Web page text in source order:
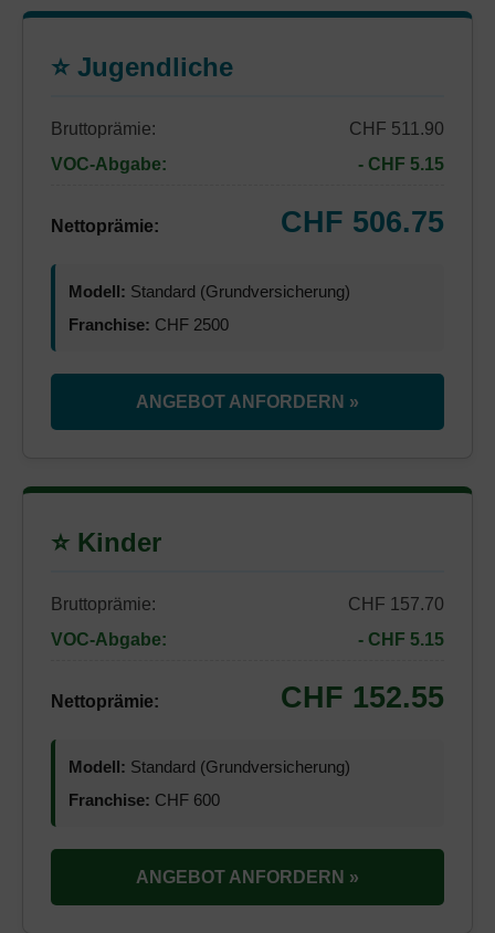
⭐ Jugendliche
Bruttoprämie:
CHF 511.90
VOC-Abgabe:
- CHF 5.15
Nettoprämie: CHF 506.75
Modell: Standard (Grundversicherung)
Franchise: CHF 2500
ANGEBOT ANFORDERN »
⭐ Kinder
Bruttoprämie:
CHF 157.70
VOC-Abgabe:
- CHF 5.15
Nettoprämie: CHF 152.55
Modell: Standard (Grundversicherung)
Franchise: CHF 600
ANGEBOT ANFORDERN »